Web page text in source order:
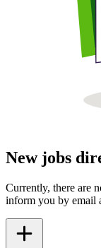
New jobs
Currently, there are
inform you by email